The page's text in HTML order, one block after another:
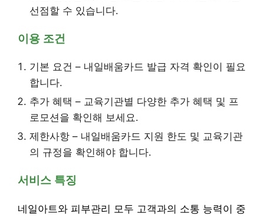
선점할 수 있습니다.
이용 조건
기본 요건 – 내일배움카드 발급 자격 확인이 필요
합니다.
추가 혜택 – 교육기관별 다양한 추가 혜택 및 프
로모션을 확인해 보세요.
제한사항 – 내일배움카드 지원 한도 및 교육기관
의 규정을 확인해야 합니다.
서비스 특징
네일아트와 피부관리 모두 고객과의 소통 능력이 중